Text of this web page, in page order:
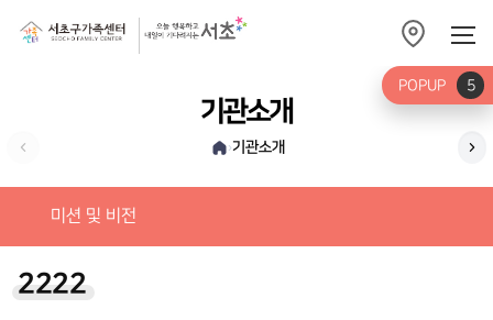
기관소개
›기관소개 가
미션 및 비전
2222
POPUP 5